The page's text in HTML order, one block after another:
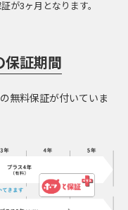
が3ヶ月となります。
証期間
無料保証が付いていま